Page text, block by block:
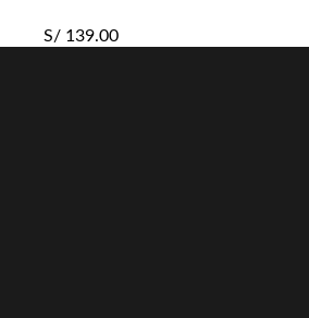
S/ 139.00